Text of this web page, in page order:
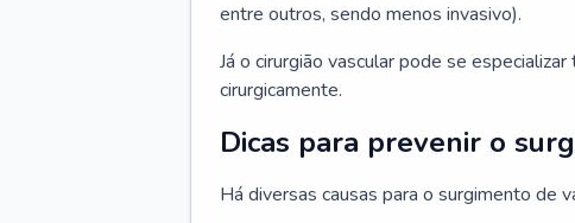
entre outros, sendo menos invasivo).
Já o cirurgião vascular pode se
cirurgicamente.
Dicas para prevenir o
Há diversas causas para o surgimento de